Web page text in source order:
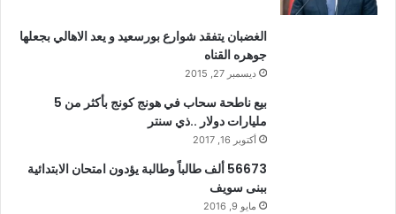
الغضبان يتفقد شوارع بورسعيد و يعد الاهالي بجعلها
جوهره القناه
ديسمبر 27, 2015
بيع ناطحة سحاب في هونج كونج بأكثر من 5
مليارات دولار ..ذي سنتر
أكتوبر 16, 2017
56673 ألف طالباً وطالبة يؤدون امتحان الابتدائية
ببنى سويف
مايو 9, 2016